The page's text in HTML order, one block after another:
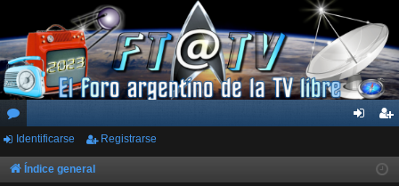
or
os ist
Identificarse Registrarse
Índice general